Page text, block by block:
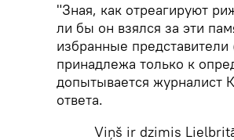
"Зная, как отреагируют
ли бы он взялся за эти
избранные
принадлежа только к
допытывается журналист
ответа.
Viņš ir dzimis